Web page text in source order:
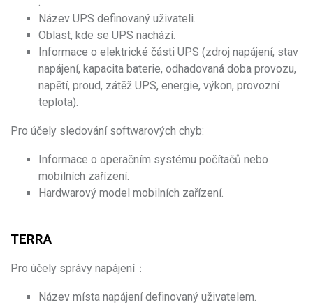
Název UPS definovaný uživateli.
Oblast, kde se UPS nachází.
Informace o elektrické části UPS (zdroj napájení, stav
napájení, kapacita baterie, odhadovaná doba provozu,
napětí, proud, zátěž UPS, energie, výkon, provozní
teplota).
Pro účely sledování softwarových chyb:
Informace o operačním systému počítačů nebo
mobilních zařízení.
Hardwarový model mobilních zařízení.
TERRA
Pro účely správy napájení：
Název místa napájení definovaný uživatelem.